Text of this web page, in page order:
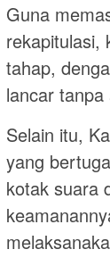
Guna
rekapitulasi,
tahap,
lancar
Selain itu,
yang
kotak suara